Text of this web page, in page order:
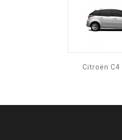
Citroën C4